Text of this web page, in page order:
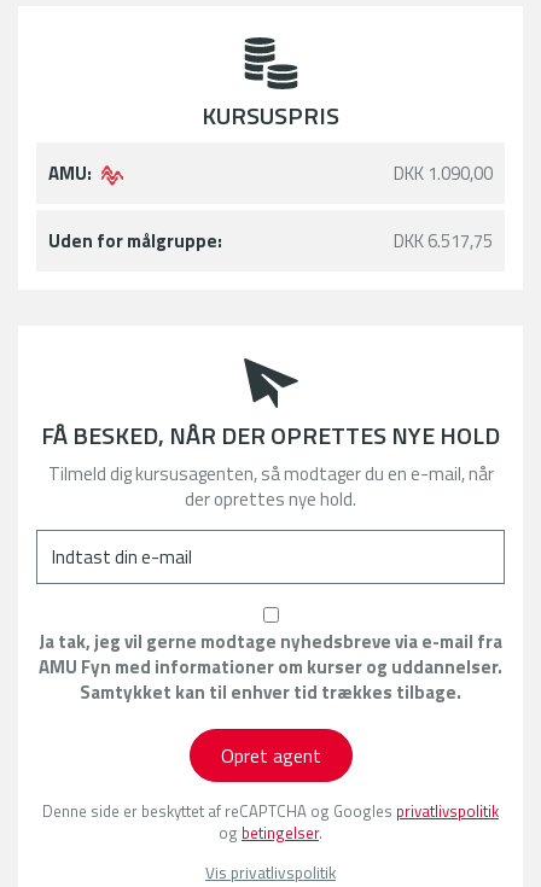
KURSUSPRIS
AMU: DKK 1.090,00
Uden for målgruppe: DKK 6.517,75
FÅ BESKED, NÅR DER OPRETTES NYE HOLD
Tilmeld dig kursusagenten, så modtager du en e-mail, når
der oprettes nye hold.
Ja tak, jeg vil gerne modtage nyhedsbreve via e-mail fra
AMU Fyn med informationer om kurser og uddannelser.
Samtykket kan til enhver tid trækkes tilbage.
Opret agent
Denne side er beskyttet af reCAPTCHA og Googles privatlivspolitik
og betingelser.
Vis privatlivspolitik